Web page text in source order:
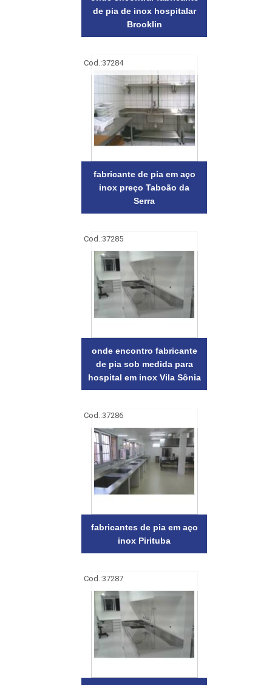
de pia de inox hospitalar
Brooklin
Cod.:37284
fabricante de pia em aço
inox preço Taboão da
Serra
Cod.:37285
onde encontro fabricante
de pia sob medida para
hospital em inox Vila Sônia
Cod.:37286
fabricantes de pia em aço
inox Pirituba
Cod.:37287